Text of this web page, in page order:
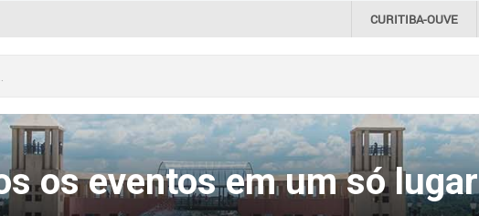
CURITIBA-OUVE
os eventos em um só lugar